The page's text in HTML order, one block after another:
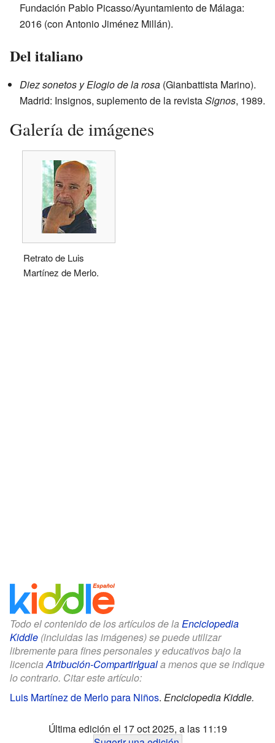
Fundación Pablo Picasso/Ayuntamiento de Málaga:
2016 (con Antonio Jiménez Millán).
Del italiano
Diez sonetos y Elogio de la rosa (Gianbattista Marino).
Madrid: Insignos, suplemento de la revistaSignos, 1989.
Galería de imágenes
Retrato de Luis
Martínez de Merlo.
Todo el contenido de los artículos de la Enciclopedia
Kiddle (incluidas las imágenes) se puede utilizar
libremente para fines personales y educativos bajo la
licenciaAtribución-CompartirIguala menos que se indique
lo contrario. Citar este artículo:
Luis Martínez de Merlo para Niños. Enciclopedia Kiddle.
Última edición el 17 oct 2025, a las 11:19